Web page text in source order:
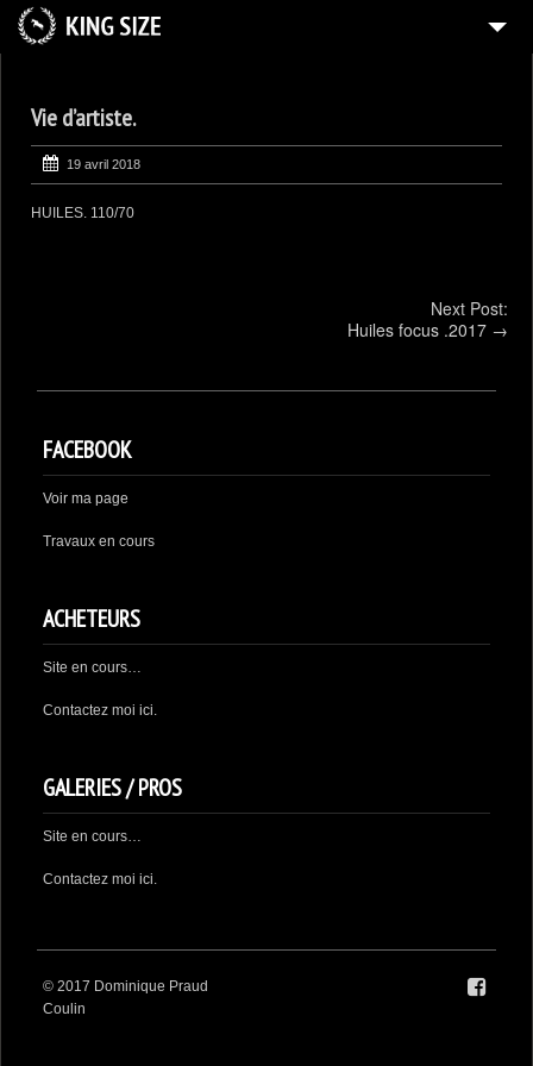
HUILES
ENCRES
AQUARELLES
Vie d’artiste.
19 avril 2018
HUILES. 110/70
Next Post:
Huiles focus .2017 →
FACEBOOK
Voir ma page
Travaux en cours
ACHETEURS
Site en cours…
Contactez moi ici.
GALERIES / PROS
Site en cours…
Contactez moi ici.
© 2017 Dominique Praud
Coulin